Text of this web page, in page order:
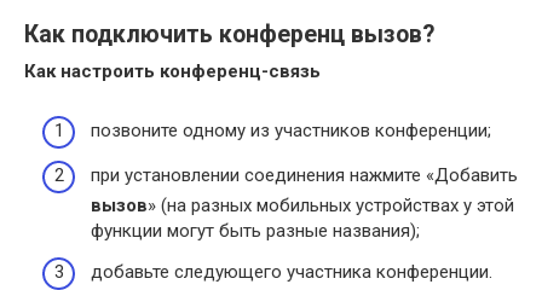
Как подключить конференц вызов?
Как настроить конференц-связь
позвоните одному из участников конференции;
при установлении соединения нажмите «Добавить
вызов» (на разных мобильных устройствах у этой
функции могут быть разные названия);
добавьте следующего участника конференции.